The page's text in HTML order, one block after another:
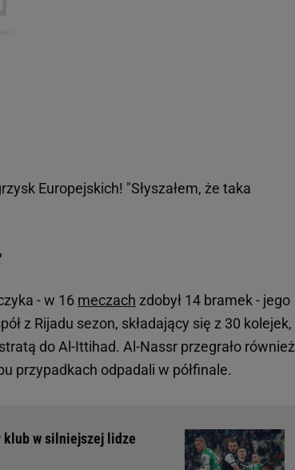
Europejskich! "Słyszałem, że taka
- w 16 meczach zdobył 14 bramek - jego
z Rijadu sezon, składający się z 30 kolejek,
do Al-Ittihad. Al-Nassr przegrało również
przypadkach odpadali w półfinale.
klub w silniejszej lidze